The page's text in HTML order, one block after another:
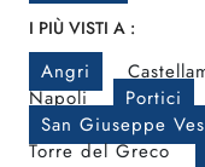
I PIÙ VISTI A :
Angri
Napoli
Portici
San Giuseppe
Torre del Greco